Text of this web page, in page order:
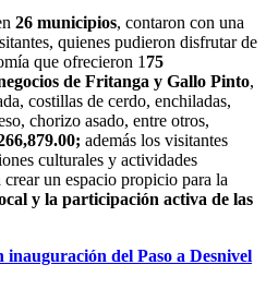
26 municipios, contaron con una
quienes pudieron disfrutar de
que ofrecieron 1 75
de Fritanga y Gallo Pinto,
costillas de cerdo, enchiladas,
chorizo asado, entre otros,
además los visitantes
culturales y actividades
un espacio propicio para la
y la participación activa de las
inauguración del Paso a Desnivel